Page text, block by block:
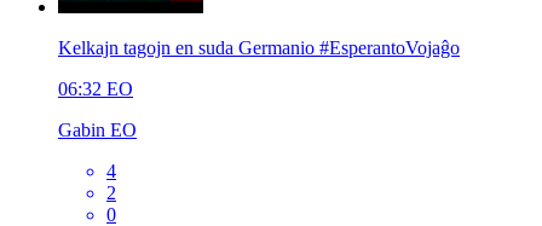
Kelkajn tagojn en suda Germanio #EsperantoVojaĝo
06:32 EO
Gabin EO
4
2
0